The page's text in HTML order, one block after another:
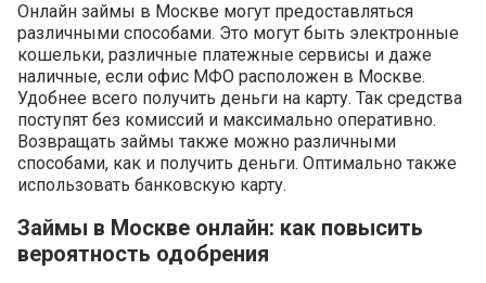
Онлайн займы в Москве могут предоставляться
различными способами. Это могут быть электронные
кошельки, различные платежные сервисы и даже
наличные, если офис МФО расположен в Москве.
Удобнее всего получить деньги на карту. Так средства
поступят без комиссий и максимально оперативно.
Возвращать займы также можно различными
способами, как и получить деньги. Оптимально также
использовать банковскую карту.
Займы в Москве онлайн: как повысить
вероятность одобрения